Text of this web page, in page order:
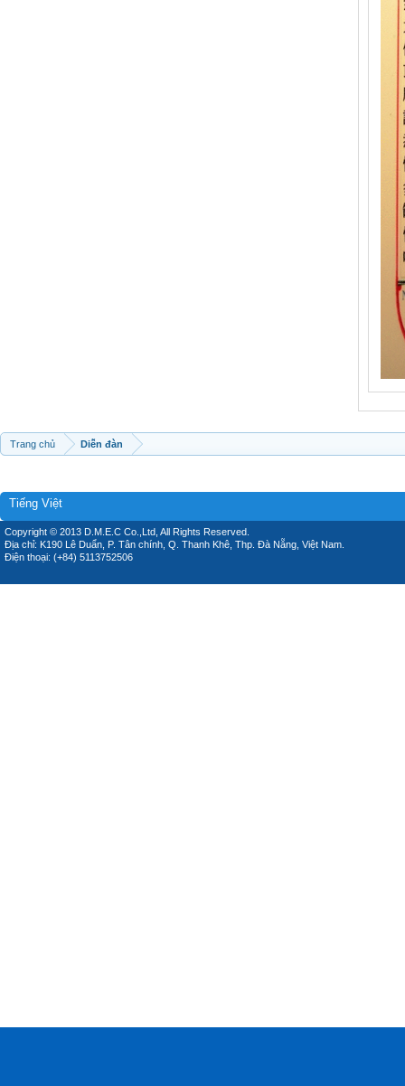
Trang chủ Diễn đàn
Tiếng Việt
Copyright © 2013 D.M.E.C Co.,Ltd, All Rights Reserved.
Địa chỉ: K190 Lê Duẩn, P. Tân chính, Q. Thanh Khê, Thp. Đà Nẵng, Việt Nam.
Điện thoại: (+84) 5113752506